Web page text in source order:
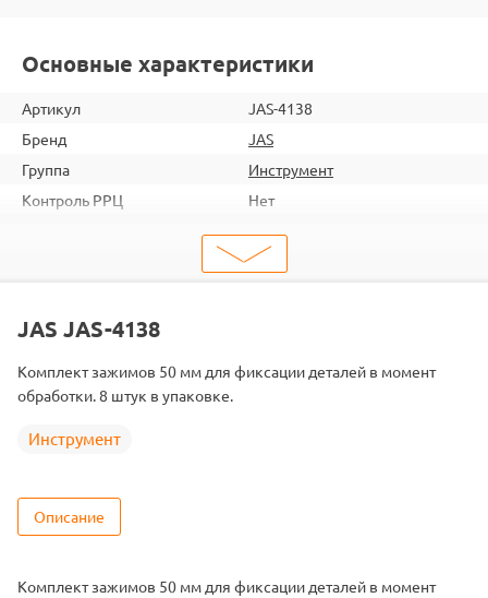
Основные характеристики
Артикул
JAS-4138
Бренд
JAS
Группа
Инструмент
Контроль РРЦ
Нет
Инструмент
JAS JAS-4138
Комплект зажимов 50 мм для фиксации деталей в момент
обработки. 8 штук в упаковке.
Инструмент
Описание
Комплект зажимов 50 мм для фиксации деталей в момент